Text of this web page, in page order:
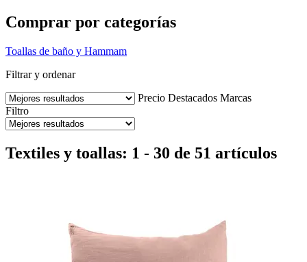
Comprar por categorías
Toallas de baño y Hammam
Filtrar y ordenar
Precio Destacados Marcas
Filtro
Textiles y toallas: 1 - 30 de 51 artículos